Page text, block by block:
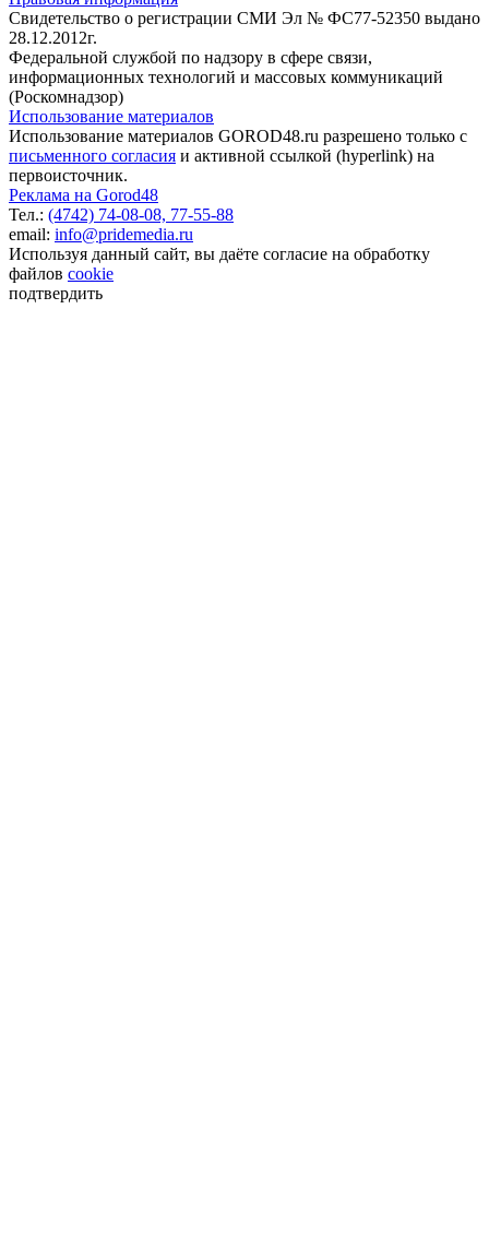
Свидетельство о регистрации СМИ Эл № ФС77-52350 выдано
28.12.2012г.
Федеральной службой по надзору в сфере связи,
информационных технологий и массовых коммуникаций
(Роскомнадзор)
Использование материалов
Использование материалов GOROD48.ru разрешено только с
письменного согласия и активной ссылкой (hyperlink) на
первоисточник.
Реклама на Gorod48
Тел.: (4742) 74-08-08, 77-55-88
email: info@pridemedia.ru
Используя данный сайт, вы даёте согласие на обработку
файлов cookie
подтвердить